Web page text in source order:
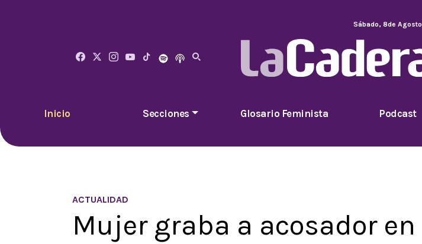
Sábado, 8de Agosto
Inicio Secciones Glosario Feminista Podcast
ACTUALIDAD
Mujer graba a acosador en